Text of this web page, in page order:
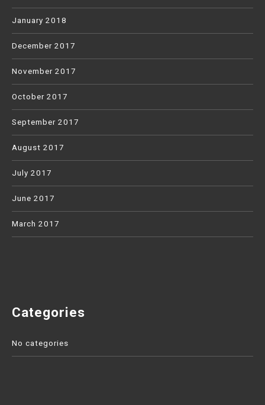
January 2018
December 2017
November 2017
October 2017
September 2017
August 2017
July 2017
June 2017
March 2017
Categories
No categories